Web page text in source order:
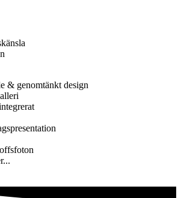
& genomtänkt design